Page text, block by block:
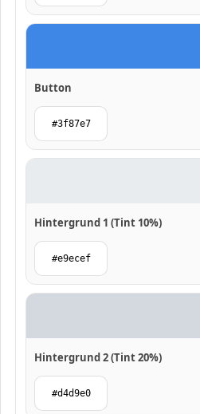
Button
#3f87e7
Hintergrund 1 (Tint 10%)
#e9ecef
Hintergrund 2 (Tint 20%)
#d4d9e0